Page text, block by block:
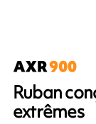
Ruban
extrêmes